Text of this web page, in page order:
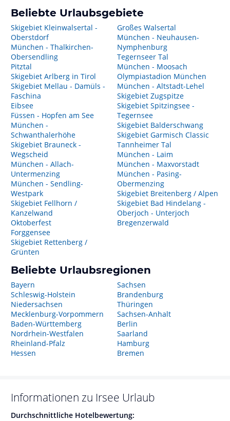
Beliebte Urlaubsgebiete
Skigebiet Kleinwalsertal -
Oberstdorf
München - Thalkirchen-
Obersendling
Pitztal
Skigebiet Arlberg in Tirol
Skigebiet Mellau - Damüls -
Faschina
Eibsee
Füssen - Hopfen am See
München -
Schwanthalerhöhe
Skigebiet Brauneck -
Wegscheid
München - Allach-
Untermenzing
München - Sendling-
Westpark
Skigebiet Fellhorn /
Kanzelwand
Oktoberfest
Forggensee
Skigebiet Rettenberg /
Grünten
Großes Walsertal
München - Neuhausen-
Nymphenburg
Tegernseer Tal
München - Moosach
Olympiastadion München
München - Altstadt-Lehel
Skigebiet Zugspitze
Skigebiet Spitzingsee -
Tegernsee
Skigebiet Balderschwang
Skigebiet Garmisch Classic
Tannheimer Tal
München - Laim
München - Maxvorstadt
München - Pasing-
Obermenzing
Skigebiet Breitenberg / Alpen
Skigebiet Bad Hindelang -
Oberjoch - Unterjoch
Bregenzerwald
Beliebte Urlaubsregionen
Bayern
Schleswig-Holstein
Niedersachsen
Mecklenburg-Vorpommern
Baden-Württemberg
Nordrhein-Westfalen
Rheinland-Pfalz
Hessen
Sachsen
Brandenburg
Thüringen
Sachsen-Anhalt
Berlin
Saarland
Hamburg
Bremen
Informationen zu Irsee Urlaub
Durchschnittliche Hotelbewertung: